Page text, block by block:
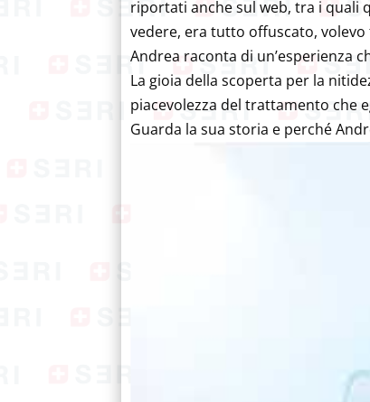
riportati anche sul web, tra i quali
vedere, era tutto offuscato,
Andrea raconta di un’esperienza
La gioia della scoperta per la
piacevolezza del trattamento che
Guarda la sua storia e perché